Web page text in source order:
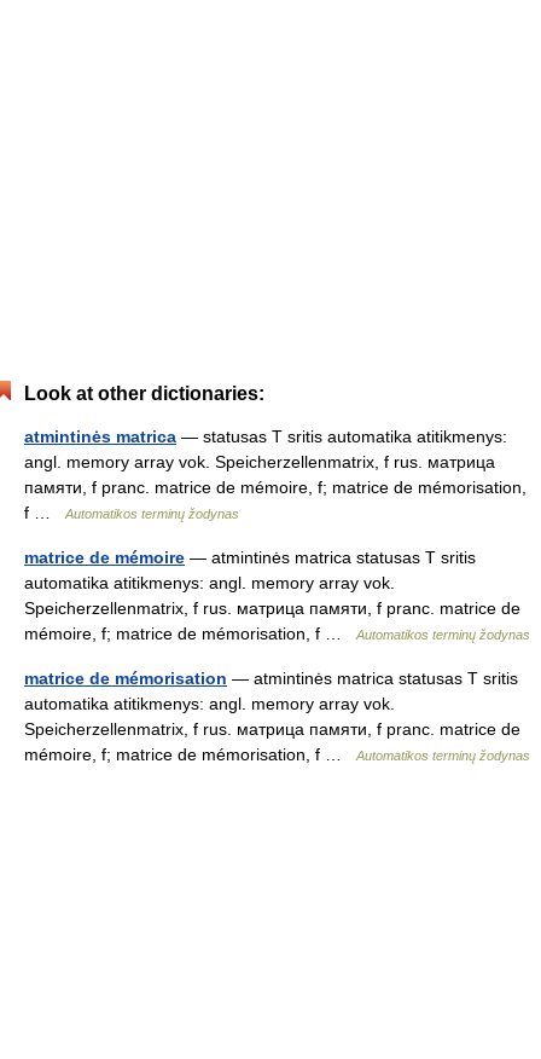
Look at other dictionaries:
atmintinės matrica — statusas T sritis automatika atitikmenys:
angl. memory array vok. Speicherzellenmatrix, f rus. матрица
памяти, f pranc. matrice de mémoire, f; matrice de mémorisation,
f …
Automatikos terminų žodynas
matrice de mémoire — atmintinės matrica statusas T sritis
automatika atitikmenys: angl. memory array vok.
Speicherzellenmatrix, f rus. матрица памяти, f pranc. matrice de
mémoire, f; matrice de mémorisation, f …
Automatikos terminų žodynas
matrice de mémorisation — atmintinės matrica statusas T sritis
automatika atitikmenys: angl. memory array vok.
Speicherzellenmatrix, f rus. матрица памяти, f pranc. matrice de
mémoire, f; matrice de mémorisation, f …
Automatikos terminų žodynas